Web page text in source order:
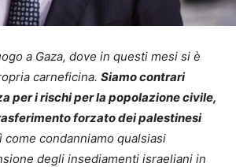
a Gaza, dove in questi mesi si è
carneficina. Siamo contrari
per i rischi per la popolazione civile,
forzato dei palestinesi
come condanniamo qualsiasi
degli insediamenti israeliani in